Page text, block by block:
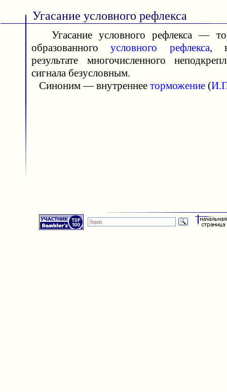
Угасание условного рефлекса
Угасание условного рефлекса —
образованногоусловного рефлекса,
результате многочисленного
сигнала безусловным.
Синоним — внутреннее торможение (